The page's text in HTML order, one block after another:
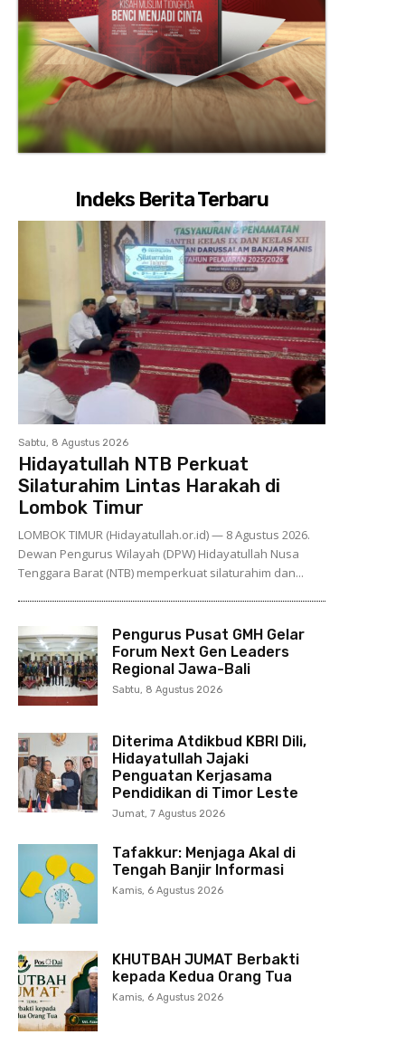
Indeks Berita Terbaru
Sabtu, 8 Agustus 2026
Hidayatullah NTB Perkuat
Silaturahim Lintas Harakah di
Lombok Timur
LOMBOK TIMUR (Hidayatullah.or.id) — 8 Agustus 2026.
Dewan Pengurus Wilayah (DPW) Hidayatullah Nusa
Tenggara Barat (NTB) memperkuat silaturahim dan...
Pengurus Pusat GMH Gelar
Forum Next Gen Leaders
Regional Jawa-Bali
Sabtu, 8 Agustus 2026
Diterima Atdikbud KBRI Dili,
Hidayatullah Jajaki
Penguatan Kerjasama
Pendidikan di Timor Leste
Jumat, 7 Agustus 2026
Tafakkur: Menjaga Akal di
Tengah Banjir Informasi
Kamis, 6 Agustus 2026
KHUTBAH JUMAT Berbakti
kepada Kedua Orang Tua
Kamis, 6 Agustus 2026